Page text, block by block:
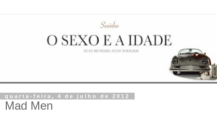
quarta-feira, 4 de julho de 2012
Mad Men